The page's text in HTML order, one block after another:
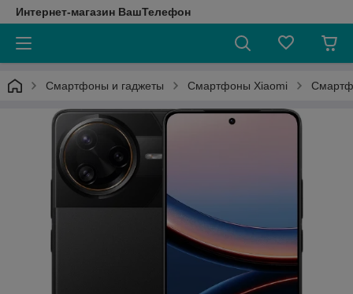
Интернет-магазин ВашТелефон
Смартфоны и гаджеты Смартфоны Xiaomi